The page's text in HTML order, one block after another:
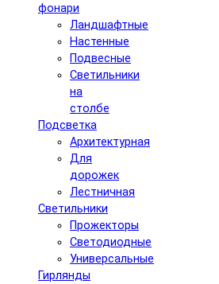
фонари
Ландшафтные
Настенные
Подвесные
Светильники
на
столбе
Подсветка
Архитектурная
Для
дорожек
Лестничная
Светильники
Прожекторы
Светодиодные
Универсальные
Гирлянды